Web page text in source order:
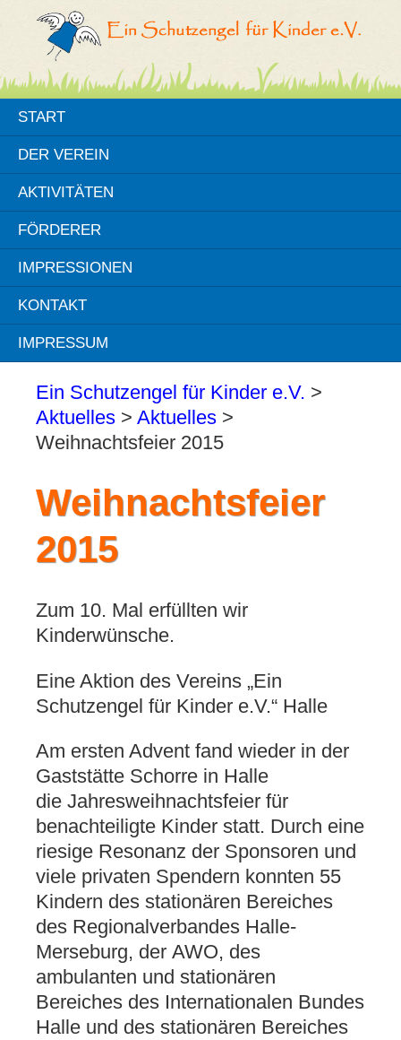
START
DER VEREIN
AKTIVITÄTEN
FÖRDERER
IMPRESSIONEN
KONTAKT
IMPRESSUM
Ein Schutzengel für Kinder e.V. >
Aktuelles > Aktuelles >
Weihnachtsfeier 2015
Weihnachtsfeier
2015
Zum 10. Mal erfüllten wir
Kinderwünsche.
Eine Aktion des Vereins „Ein
Schutzengel für Kinder e.V.“ Halle
Am ersten Advent fand wieder in der
Gaststätte Schorre in Halle
die Jahresweihnachtsfeier für
benachteiligte Kinder statt. Durch eine
riesige Resonanz der Sponsoren und
viele privaten Spendern konnten 55
Kindern des stationären Bereiches
des Regionalverbandes Halle-
Merseburg, der AWO, des
ambulanten und stationären
Bereiches des Internationalen Bundes
Halle und des stationären Bereiches